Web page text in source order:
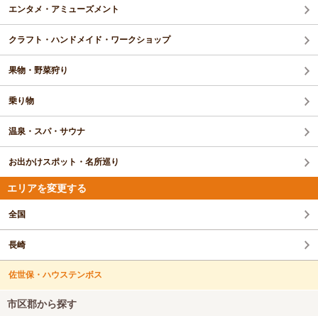
エンタメ・アミューズメント
クラフト・ハンドメイド・ワークショップ
果物・野菜狩り
乗り物
温泉・スパ・サウナ
お出かけスポット・名所巡り
エリアを変更する
全国
長崎
佐世保・ハウステンボス
市区郡から探す